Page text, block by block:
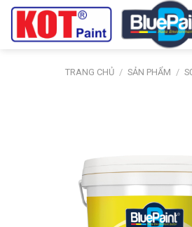
Skip
content
TRANG CHỦ / SẢN PHẨM /